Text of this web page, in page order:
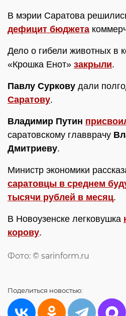
В мэрии Саратова
дефицит бюджета
Дело о гибели животных в
«Крошка Енот» закрыли.
Павлу Суркову дали
Саратову.
Владимир Путин
саратовскому главврачу
Дмитриеву.
Министр экономики
саратовцы в среднем
тысячи рублей в месяц.
В Новоузенске легковушка
корову.
Фото: © sarinform.ru
Поделиться новостью: